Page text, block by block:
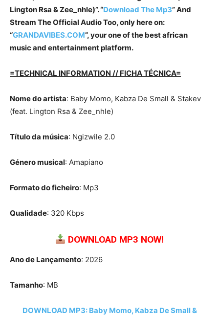
Lington Rsa & Zee_nhle)”. “Download The Mp3” And
Stream The Official Audio Too, only here on:
“GRANDAVIBES.COM”, your one of the best african
music and entertainment platform.
=TECHNICAL INFORMATION // FICHA TÉCNICA=
Nome do artista: Baby Momo, Kabza De Small & Stakev
(feat. Lington Rsa & Zee_nhle)
Título da música: Ngizwile 2.0
Género musical: Amapiano
Formato do ficheiro: Mp3
Qualidade: 320 Kbps
DOWNLOAD MP3 NOW!
Ano de Lançamento: 2026
Tamanho: MB
DOWNLOAD MP3: Baby Momo, Kabza De Small &